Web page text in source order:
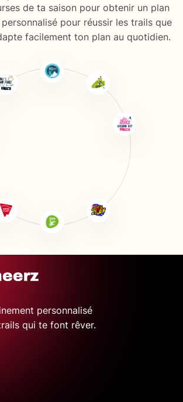
de ta saison pour obtenir un plan
pour réussir les trails que
facilement ton plan au quotidien.
personnalisé
qui te font rêver.